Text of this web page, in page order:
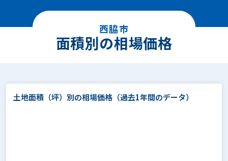
西脇市
面積別の相場価格
土地面積（坪）別の相場価格 （過去1年間のデータ）